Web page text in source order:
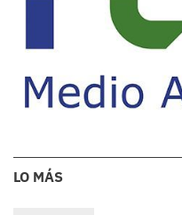
LO MÁS